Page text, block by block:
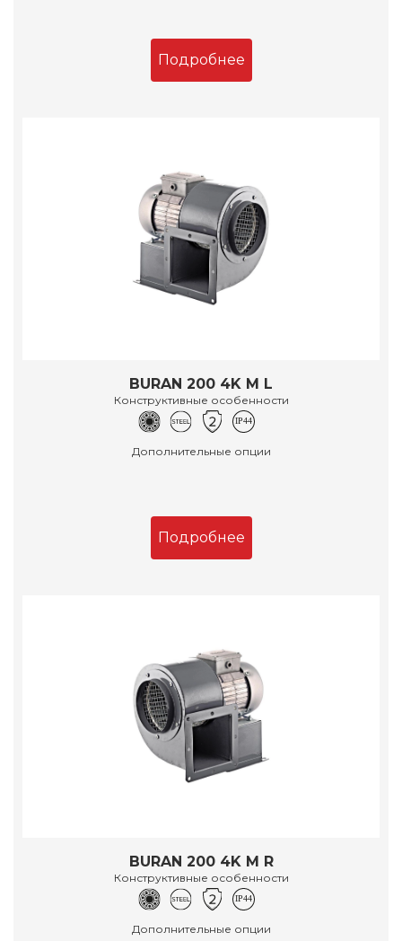
Подробнее
BURAN 200 4K M L
Конструктивные особенности
Дополнительные опции
Подробнее
BURAN 200 4K M R
Конструктивные особенности
Дополнительные опции